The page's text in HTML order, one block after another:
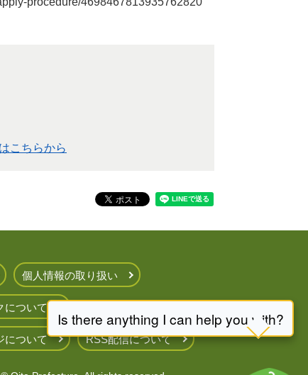
こちらから
個人情報の取り扱い
について
について RSS配信について